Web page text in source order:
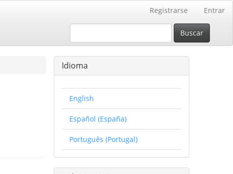
Registrarse Entrar
Buscar
Idioma
English
Español (España)
Português (Portugal)